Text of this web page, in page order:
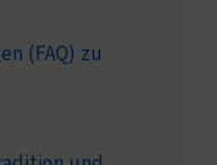
(FAQ) zu